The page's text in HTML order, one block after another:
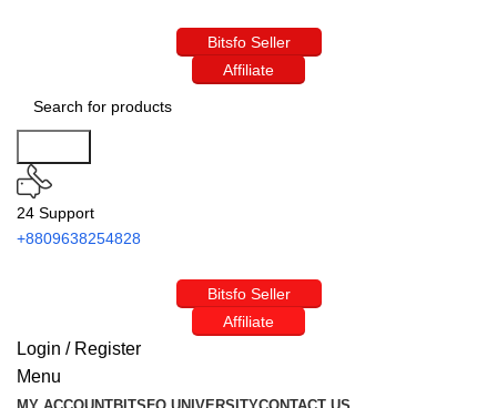
Bitsfo Seller
Affiliate
24 Support
+8809638254828
Bitsfo Seller
Affiliate
Login / Register
Menu